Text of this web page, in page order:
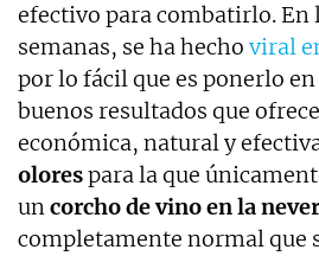
efectivo para combatirlo. En
semanas, se ha hecho viral
por lo fácil que es ponerlo
buenos resultados que
económica, natural y
olorespara la que
uncorcho de vino en la
completamente normal que